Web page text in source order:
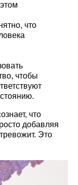
что
чтобы
что
добавляя
Это